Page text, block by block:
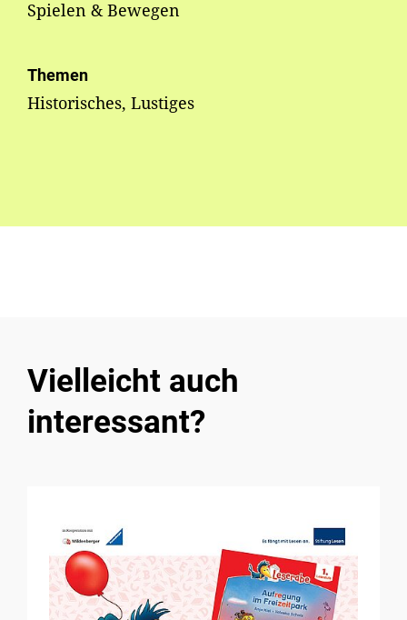
Spielen & Bewegen
Themen
Historisches, Lustiges
Vielleicht auch
interessant?